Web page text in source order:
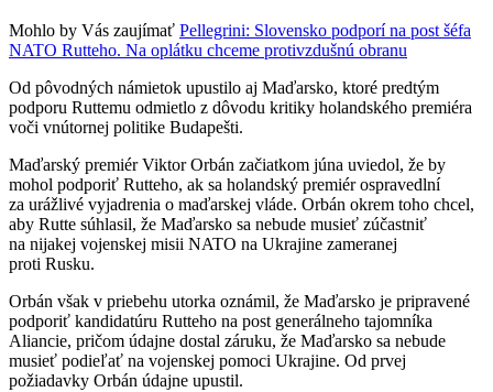
Mohlo by Vás zaujímať Pellegrini: Slovensko podporí na post šéfa
NATO Rutteho. Na oplátku chceme protivzdušnú obranu
Od pôvodných námietok upustilo aj Maďarsko, ktoré predtým
podporu Ruttemu odmietlo z dôvodu kritiky holandského premiéra
voči vnútornej politike Budapešti.
Maďarský premiér Viktor Orbán začiatkom júna uviedol, že by
mohol podporiť Rutteho, ak sa holandský premiér ospravedlní
za urážlivé vyjadrenia o maďarskej vláde. Orbán okrem toho chcel,
aby Rutte súhlasil, že Maďarsko sa nebude musieť zúčastniť
na nijakej vojenskej misii NATO na Ukrajine zameranej
proti Rusku.
Orbán však v priebehu utorka oznámil, že Maďarsko je pripravené
podporiť kandidatúru Rutteho na post generálneho tajomníka
Aliancie, pričom údajne dostal záruku, že Maďarsko sa nebude
musieť podieľať na vojenskej pomoci Ukrajine. Od prvej
požiadavky Orbán údajne upustil.